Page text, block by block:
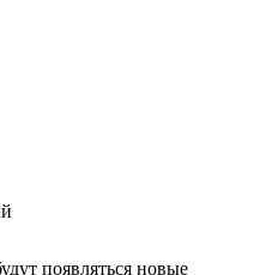
появляться новые